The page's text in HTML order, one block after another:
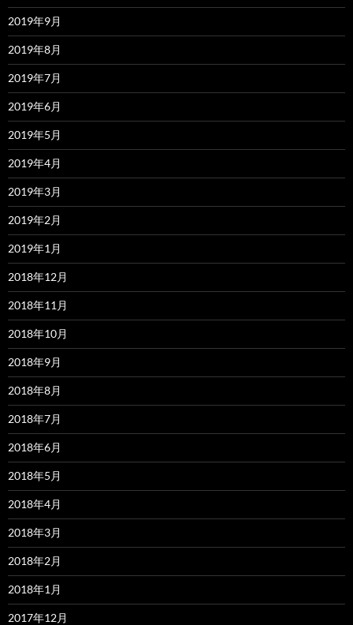
2019年9月
2019年8月
2019年7月
2019年6月
2019年5月
2019年4月
2019年3月
2019年2月
2019年1月
2018年12月
2018年11月
2018年10月
2018年9月
2018年8月
2018年7月
2018年6月
2018年5月
2018年4月
2018年3月
2018年2月
2018年1月
2017年12月